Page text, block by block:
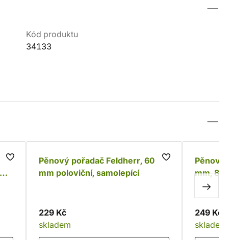
Kód produktu
34133
Pěnový pořadač Feldherr, 60
mm poloviční, samolepící
229 Kč
skladem
Pěnový
mm, 8
249 Kč
skladem